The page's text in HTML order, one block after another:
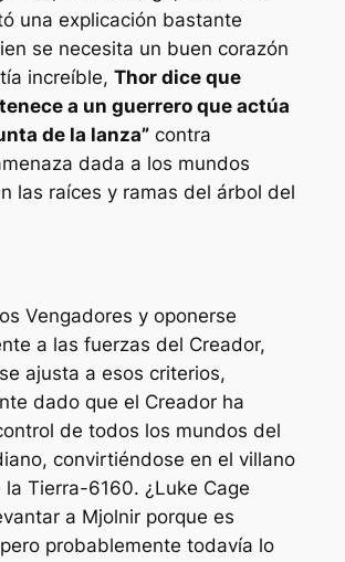
una explicación bastante
se necesita un buen corazón
increíble, Thor dice que
a un guerrero que actúa
de la lanza” contra
dada a los mundos
las raíces y ramas del árbol del
Vengadores y oponerse
a las fuerzas del Creador,
ajusta a esos criterios,
dado que el Creador ha
de todos los mundos del
convirtiéndose en el villano
la Tierra-6160. ¿Luke Cage
a Mjolnir porque es
probablemente todavía lo